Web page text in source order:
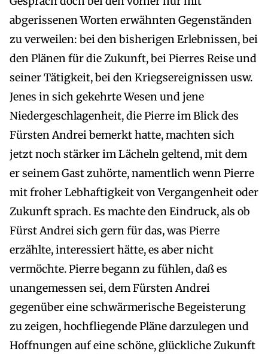
abgerissenen Worten erwähnten Gegenständen
zu verweilen: bei den bisherigen Erlebnissen, bei
den Plänen für die Zukunft, bei Pierres Reise und
seiner Tätigkeit, bei den Kriegsereignissen usw.
Jenes in sich gekehrte Wesen und jene
Niedergeschlagenheit, die Pierre im Blick des
Fürsten Andrei bemerkt hatte, machten sich
jetzt noch stärker im Lächeln geltend, mit dem
er seinem Gast zuhörte, namentlich wenn Pierre
mit froher Lebhaftigkeit von Vergangenheit oder
Zukunft sprach. Es machte den Eindruck, als ob
Fürst Andrei sich gern für das, was Pierre
erzählte, interessiert hätte, es aber nicht
vermöchte. Pierre begann zu fühlen, daß es
unangemessen sei, dem Fürsten Andrei
gegenüber eine schwärmerische Begeisterung
zu zeigen, hochfliegende Pläne darzulegen und
Hoffnungen auf eine schöne, glückliche Zukunft